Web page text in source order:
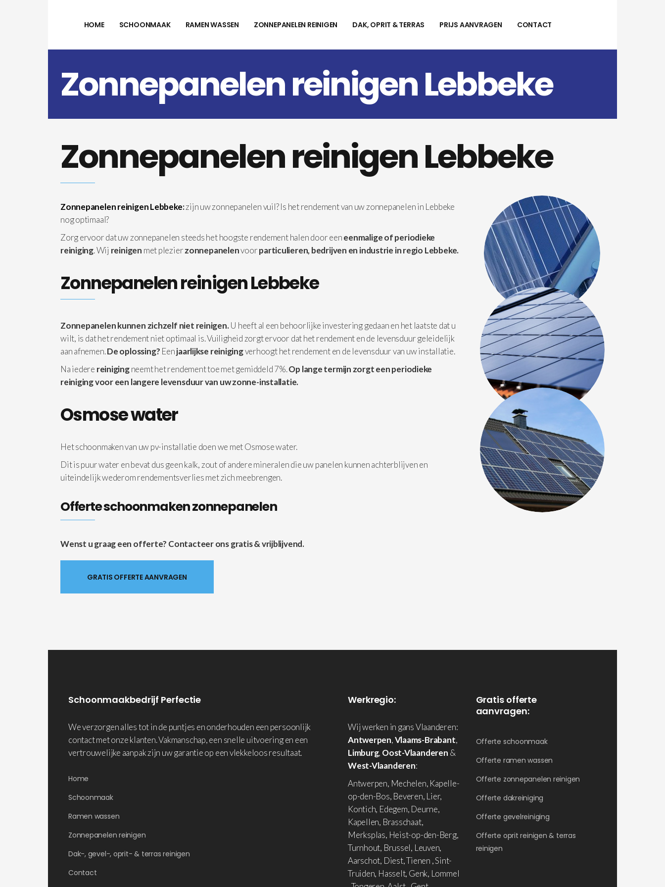
HOME SCHOONMAAK RAMEN WASSEN ZONNEPANELEN REINIGEN DAK, OPRIT & TERRAS PRIJS AANVRAGEN CONTACT
Zonnepanelen reinigen Lebbeke
Zonnepanelen reinigen Lebbeke
Zonnepanelen reinigen Lebbeke:zijn uw zonnepanelen vuil? Is het rendement van uw zonnepanelen in Lebbeke
nog optimaal?
Zorg ervoor dat uw zonnepanelen steeds het hoogste rendement halen door eeneenmalige of periodieke
reiniging. Wij reinigen met plezierzonnepanelenvoorparticulieren, bedrijven en industrie inregio Lebbeke.
Zonnepanelen reinigen Lebbeke
Zonnepanelen kunnen zichzelf niet reinigen.U heeft al een behoorlijke investering gedaan en het laatste dat u
wilt, is dat het rendement niet optimaal is. Vuiligheid zorgt ervoor dat het rendement en de levensduur geleidelijk
aan afnemen.De oplossing? Eenjaarlijkse reinigingverhoogt het rendement en de levensduur van uw installatie.
Na iedere reinigingneemt het rendement toe met gemiddeld 7%.Op lange termijn zorgt een periodieke
reiniging voor een langere levensduur van uw zonne-installatie.
Osmose water
Het schoonmaken van uw pv-installatie doen we met Osmose water.
Dit is puur water en bevat dus geen kalk, zout of andere mineralen die uw panelen kunnen achterblijven en
uiteindelijk wederom rendementsverlies met zich meebrengen.
Offerte schoonmaken zonnepanelen
Wenst u graag een offerte? Contacteer ons gratis & vrijblijvend.
GRATIS OFFERTE AANVRAGEN
Schoonmaakbedrijf Perfectie
We verzorgen alles tot in de puntjes en onderhouden een persoonlijk
contact met onze klanten. Vakmanschap, een snelle uitvoering en een
vertrouwelijke aanpak zijn uw garantie op een vlekkeloos resultaat.
Home
Schoonmaak
Ramen wassen
Zonnepanelen reinigen
Dak-, gevel-, oprit- & terras reinigen
Contact
Werkregio:
Wij werken in gans Vlaanderen:
Antwerpen,Vlaams-Brabant,
Limburg, Oost-Vlaanderen &
West-Vlaanderen:
Antwerpen, Mechelen, Kapelle-
op-den-Bos, Beveren, Lier,
Kontich, Edegem, Deurne,
Kapellen, Brasschaat,
Merksplas, Heist-op-den-Berg,
Turnhout, Brussel, Leuven,
Aarschot, Diest, Tienen , Sint-
Truiden, Hasselt, Genk, Lommel
Gratis offerte
aanvragen:
Offerte schoonmaak
Offerte ramen wassen
Offerte zonnepanelen reinigen
Offerte dakreiniging
Offerte gevelreiniging
Offerte oprit reinigen & terras
reinigen